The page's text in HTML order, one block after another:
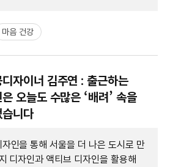
마음 건강
자이너 김주연 : 출근하는
오늘도 수많은 ‘배려’ 속을
니다
인을 통해 서울을 더 나은 도시로 만
디자인과 액티브 디자인을 활용해